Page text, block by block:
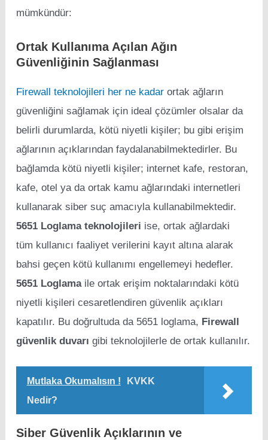
mümkündür:
Ortak Kullanıma Açılan Ağın
Güvenliğinin Sağlanması
Firewall teknolojileri her ne kadarortak ağların
güvenliğini sağlamak için ideal çözümler olsalar da
belirli durumlarda, kötü niyetli kişiler; bu gibi erişim
ağlarının açıklarından faydalanabilmektedirler. Bu
bağlamda kötü niyetli kişiler; internet kafe, restoran,
kafe, otel ya da ortak kamu ağlarındaki internetleri
kullanarak siber suç amacıyla kullanabilmektedir.
5651 Loglama teknolojileri ise, ortak ağlardaki
tüm kullanıcı faaliyet verilerini kayıt altına alarak
bahsi geçen kötü kullanımı engellemeyi hedefler.
5651 Loglamaile ortak erişim noktalarındaki kötü
niyetli kişileri cesaretlendiren güvenlik açıkları
kapatılır. Bu doğrultuda da 5651 loglama, Firewall
güvenlik duvarı gibi teknolojilerle de ortak kullanılır.
Mutlaka Okumalısın !
KVKK
Nedir?
Siber Güvenlik Açıklarının ve